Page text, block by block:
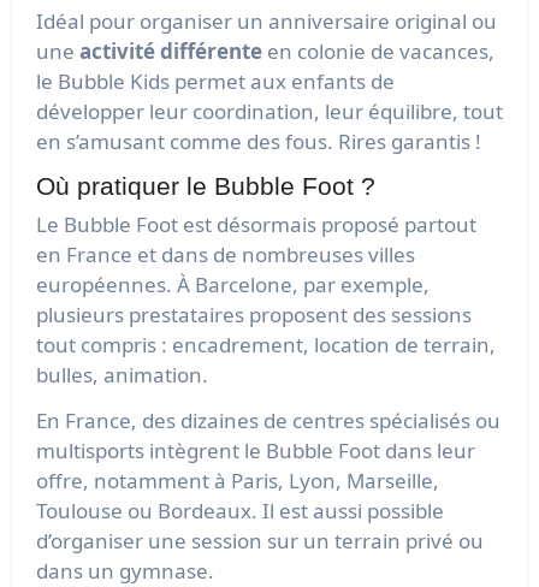
Idéal pour organiser un anniversaire original ou
une activité différenteen colonie de vacances,
le Bubble Kids permet aux enfants de
développer leur coordination, leur équilibre, tout
en s’amusant comme des fous. Rires garantis !
Où pratiquer le Bubble Foot ?
Le Bubble Foot est désormais proposé partout
en France et dans de nombreuses villes
européennes. À Barcelone, par exemple,
plusieurs prestataires proposent des sessions
tout compris : encadrement, location de terrain,
bulles, animation.
En France, des dizaines de centres spécialisés ou
multisports intègrent le Bubble Foot dans leur
offre, notamment à Paris, Lyon, Marseille,
Toulouse ou Bordeaux. Il est aussi possible
d’organiser une session sur un terrain privé ou
dans un gymnase.